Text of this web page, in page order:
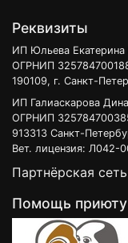
Реквизиты
ИП Юльева Екатерина
ОГРНИП
190109, г. Санкт-
ИП Галиаскарова
ОГРНИП
913313 Санкт-
Вет. лицензия: Л042-
Партнёрская
Помощь приюту